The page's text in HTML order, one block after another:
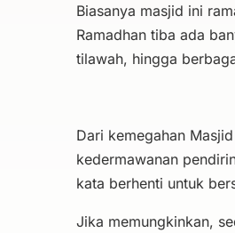
Biasanya masjid ini
Ramadhan tiba ada
tilawah, hingga
Dari kemegahan
kedermawanan
kata berhenti untuk
Jika memungkinkan,